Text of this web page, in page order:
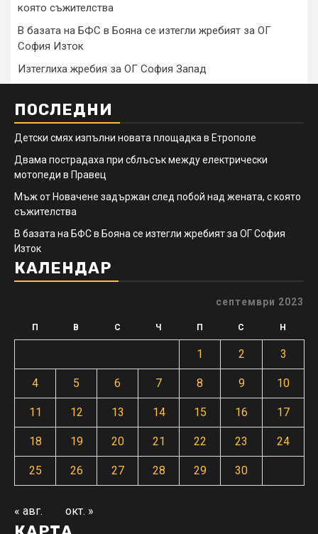
която съжителства
В базата на БФС в Бояна се изтегли жребият за ОГ
София Изток
Изтеглиха жребия за ОГ София Запад
ПОСЛЕДНИ
Детски смях изпълни новата площадка в Етрополе
Двама пострадаха при сблъсък между електрически
мотопеди в Правец
Мъж от Новачене задържан след побой над жената, с която
съжителства
В базата на БФС в Бояна се изтегли жребият за ОГ София
Изток
КАЛЕНДАР
септември 2023
П В С Ч П С Н
1 2 3
4 5 6 7 8 9 10
11 12 13 14 15 16 17
18 19 20 21 22 23 24
25 26 27 28 29 30
« авг. окт. »